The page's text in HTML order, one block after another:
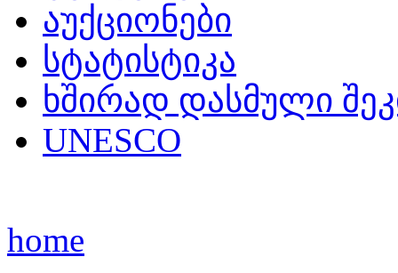
აუქციონები
სტატისტიკა
ხშირად დასმული
UNESCO
home